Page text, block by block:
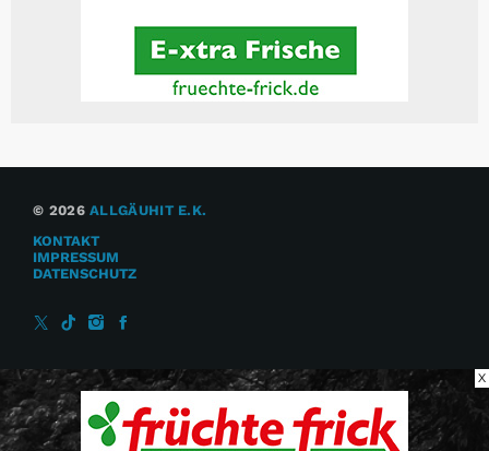
© 2026ALLGÄUHIT E.K.
KONTAKT
IMPRESSUM
DATENSCHUTZ
X